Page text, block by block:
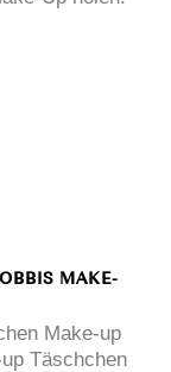
MAKE-
Make-up
Täschchen